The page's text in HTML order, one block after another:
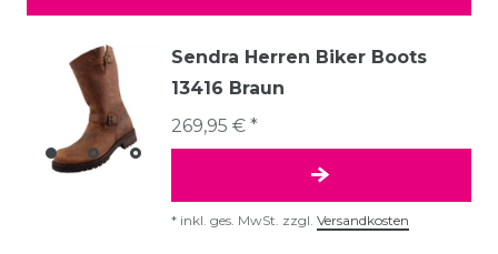
Sendra Herren Biker Boots
13416 Braun
269,95 € *
* inkl. ges. MwSt. zzgl. Versandkosten